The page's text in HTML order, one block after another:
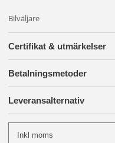
Bilväljare
Certifikat & utmärkelser
Betalningsmetoder
Leveransalternativ